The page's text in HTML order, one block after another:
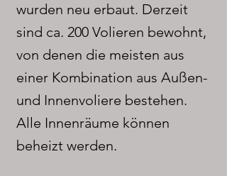
wurden neu erbaut. Derzeit
sind ca. 200 Volieren bewohnt,
von denen die meisten aus
einer Kombination aus Außen-
und Innenvoliere bestehen.
Alle Innenräume können
beheizt werden.